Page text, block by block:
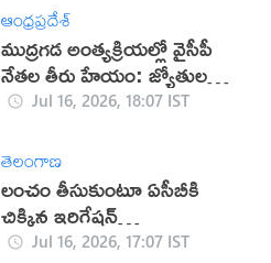
ఆంధ్రప్రదేశ్
ముద్రగడ అంత్యక్రియల్లో వైసీపీ
నేతల తీరు హేయం: జ్యోతుల
నెహ్రూJul 16, 2026, 18:07 IST
తెలంగాణ
లంచం తీసుకుంటూ ఏసీబీకి
చిక్కిన ఇరిగేషన్
అధికారులు(వీడియో)
Jul 16, 2026, 17:07 IST